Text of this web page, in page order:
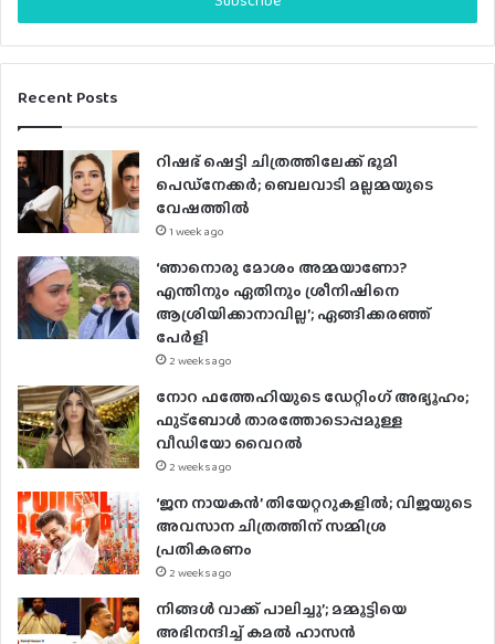
r
y
u
m
a
i
l
a
d
d
r
s
Recent Posts
റിഷഭ് ഷെട്ടി ചിത്രത്തിലേക്ക് ഭൂമി
പെഡ്‌നേക്കർ; ബെലവാടി മല്ലമ്മയുടെ
വേഷത്തിൽ
1 week ago
‘ഞാനൊരു മോശം അമ്മയാണോ?
എന്തിനും ഏതിനും ശ്രീനിഷിനെ
ആശ്രിയിക്കാനാവില്ല’; ഏങ്ങിക്കരഞ്ഞ്
പേർളി
2 weeks ago
നോറ ഫത്തേഹിയുടെ ഡേറ്റിംഗ് അഭ്യൂഹം;
ഫുട്ബോൾ താരത്തോടൊപ്പമുള്ള
വീഡിയോ വൈറൽ
2 weeks ago
‘ജന നായകൻ’ തിയേറ്ററുകളിൽ; വിജയുടെ
അവസാന ചിത്രത്തിന് സമ്മിശ്ര
പ്രതികരണം
2 weeks ago
നിങ്ങൾ വാക്ക് പാലിച്ചു’; മമ്മൂട്ടിയെ
അഭിനന്ദിച്ച് കമൽ ഹാസൻ